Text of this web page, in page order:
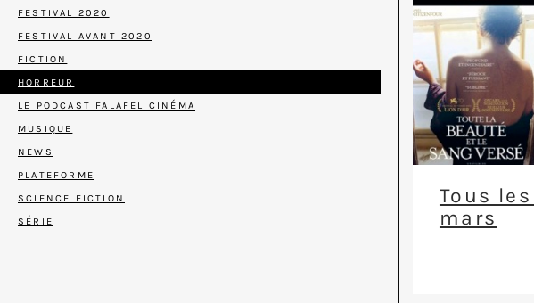
FESTIVAL 2020
FESTIVAL AVANT 2020
FICTION
HORREUR
LE PODCAST FALAFEL CINÉMA
MUSIQUE
NEWS
PLATEFORME
SCIENCE FICTION
SÉRIE
Tous
mars